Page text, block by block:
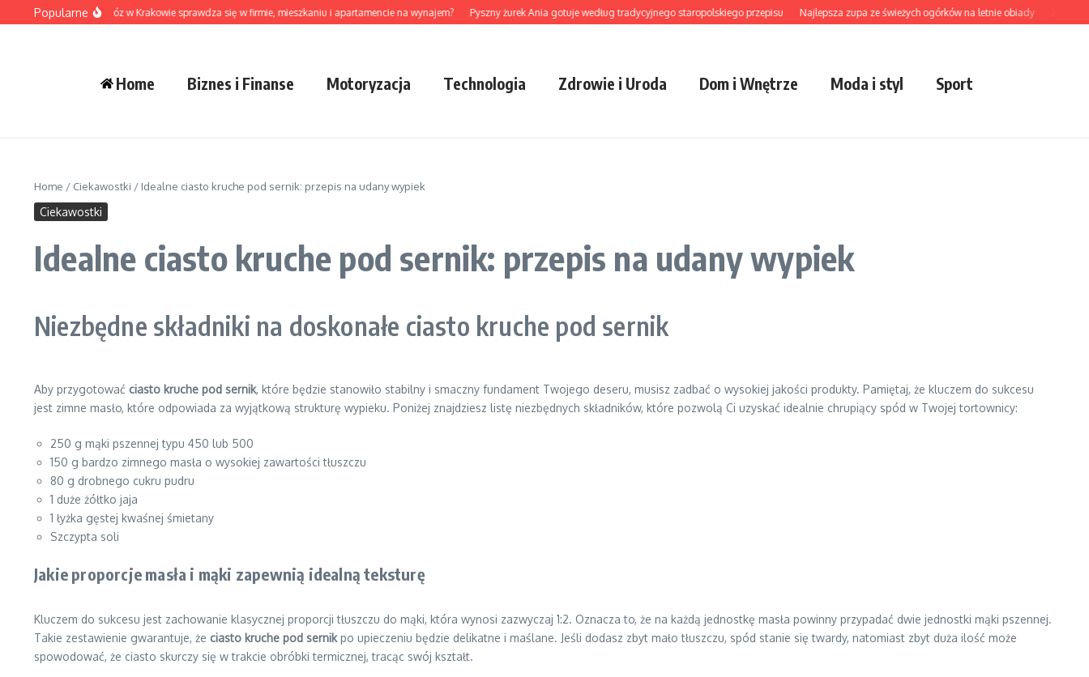
Przejdź do treści
Popularne
Kiedy pranie na dowóz w Krakowie sprawdza się w firmie, mieszkaniu i apartamencie na wynajem? Pyszny żurek Ania gotuje według tradycyjnego staropolskiego przepisu Najlepsza zupa ze świeżych ogórków na letnie obiady Zupa wonton
Home Biznes i Finanse Motoryzacja Technologia Zdrowie i Uroda Dom i Wnętrze Moda i styl Sport
Home / Ciekawostki / Idealne ciasto kruche pod sernik: przepis na udany wypiek
Ciekawostki
Idealne ciasto kruche pod sernik: przepis na udany wypiek
Niezbędne składniki na doskonałe ciasto kruche pod sernik
Aby przygotować ciasto kruche pod sernik, które będzie stanowiło stabilny i smaczny fundament Twojego deseru, musisz zadbać o wysokiej jakości produkty. Pamiętaj, że kluczem do sukcesu
jest zimne masło, które odpowiada za wyjątkową strukturę wypieku. Poniżej znajdziesz listę niezbędnych składników, które pozwolą Ci uzyskać idealnie chrupiący spód w Twojej tortownicy:
250 g mąki pszennej typu 450 lub 500
150 g bardzo zimnego masła o wysokiej zawartości tłuszczu
80 g drobnego cukru pudru
1 duże żółtko jaja
1 łyżka gęstej kwaśnej śmietany
Szczypta soli
Jakie proporcje masła i mąki zapewnią idealną teksturę
Kluczem do sukcesu jest zachowanie klasycznej proporcji tłuszczu do mąki, która wynosi zazwyczaj 1:2. Oznacza to, że na każdą jednostkę masła powinny przypadać dwie jednostki mąki pszennej.
Takie zestawienie gwarantuje, że ciasto kruche pod sernikpo upieczeniu będzie delikatne i maślane. Jeśli dodasz zbyt mało tłuszczu, spód stanie się twardy, natomiast zbyt duża ilość może
spowodować, że ciasto skurczy się w trakcie obróbki termicznej, tracąc swój kształt.